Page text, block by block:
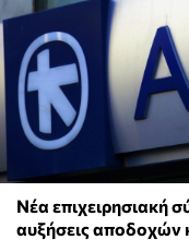
Νέα επιχειρησιακή
αυξήσεις αποδοχών